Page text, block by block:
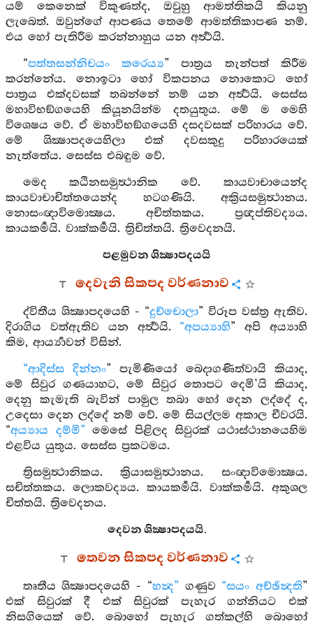
යම් කෙනෙක් විකුණත්ද, ඔවුහු ආමත්තිකයි කියනු
ලැබෙත්. ඔවුන්ගේ ආපණය තෙමේ ආමත්තිකාපණ නම්.
එය හෝ පැතිරීම කරන්නාහුය යන අර්‍ත්‍ථයි.
“පත්තසන්නිචයං කරෙය්‍ය” පාත්‍රය තැන්පත් කිරීම
කරන්නේය. නොඉටා හෝ විකපනය නොකොට හෝ
පාත්‍රය එක්දවසක් තබන්නේ නම් යන අර්‍ත්‍ථයි. සෙස්ස
මහාවිභඞ්ගයෙහි කියූනයින්ම දතයුතුය. මේ ම මෙහි
විශෙෂය වේ. ඒ මහාවිභඞ්ගයෙහි දසදවසක් පරිහාරය වේ.
මේ ශික්‍ෂාපදයෙහිලා එක් දවසකුදු පරිහාරයෙක්
නැත්තේය. සෙස්ස එබඳුම වේ.
මෙද කඨිනසමුත්‍ථානික වේ. කායවාචායෙන්ද
කායවාචාචිත්තයෙන්ද හටගණියි. අකි‍්‍රයසමුත්‍ථානය.
නොසංඥාවිමොක්‍ෂය. අචිත්තකය. ප්‍රඥප්තිවද්‍යය.
කායකර්‍මයි. වාක්කර්‍මයි. ත්‍රිචිත්තයි. ත්‍රිවෙදනයි.
පළමුවන ශික්‍ෂාපදයයි
දෙවැනි සිකපද වර්ණනාව
ද්විතීය ශික්‍ෂාපදයෙහි - “දුච්චොලා” විරූප වස්ත්‍ර ඇතිව.
දිරාගිය වත්ඇතිව යන අර්‍ත්‍ථයි. “අපය්‍යාහි” අපි අය්‍යාහි
කිම, ආර්‍ය්‍යාවන් විසින්.
“ආදිස්ස දින්නං” පැමිණියෝ බෙදාගණිත්වායි කියාද,
මේ සිවුර ගණයාහට, මේ සිවුර තොපට දෙමි’යි කියාද,
දෙනු කැමැති බැවින් පාමුල තබා හෝ දෙන ලද්දේ ද,
උදෙසා දෙන ලද්දේ නම් වේ. මේ සියල්ලම අකාල චීවරයි.
“අය්‍යාය දම්මි” මෙසේ පිළිලද සිවුරක් යථාස්ථානයෙහිම
එළවිය යුතුය. සෙස්ස ප්‍රකටමය.
ත්‍රිසමුත්‍ථානිකය. ක්‍රියාසමුත්‍ථානය. සංඥාවිමොක්‍ෂය.
සචිත්තකය. ලොකවද්‍යය. කායකර්‍මයි. වාක්කර්‍මයි. අකුශල
චිත්තයි. ත්‍රිවෙදනය.
දෙවන ශික්‍ෂාපදයයි.
තෙවන සිකපද වර්ණනාව
තෘතීය ශික්‍ෂාපදයෙහි - “හන්‍ද” ගණුව “සයං අච්ඡින්‍දති”
එක් සිවුරක් දී එක් සිවුරක් පැහැර ගන්නියට එක්
නිසගියෙක් වේ. බොහෝ පැහැර ගත්කල්හි බොහෝ